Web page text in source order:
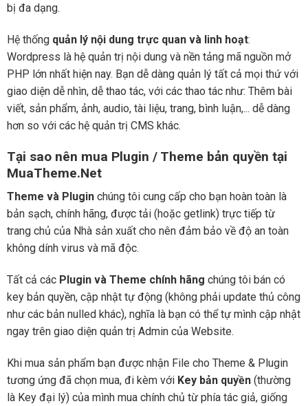
bị đa dạng.
Hệ thống quản lý nội dung trực quan và linh hoạt:
Wordpress là hệ quản trị nội dung và nền tảng mã nguồn mở
PHP lớn nhất hiện nay. Bạn dễ dàng quản lý tất cả mọi thứ với
giao diện dễ nhìn, dễ thao tác, với các thao tác như: Thêm bài
viết, sản phẩm, ảnh, audio, tài liệu, trang, bình luận,... dễ dàng
hơn so với các hệ quản trị CMS khác.
Tại sao nên mua Plugin / Theme bản quyền tại
MuaTheme.Net
Theme và Plugin chúng tôi cung cấp cho bạn hoàn toàn là
bản sạch, chính hãng, được tải (hoặc getlink) trực tiếp từ
trang chủ của Nhà sản xuất cho nên đảm bảo về độ an toàn
không dính virus và mã độc.
Tất cả các Plugin và Theme chính hãng chúng tôi bán có
key bản quyền, cập nhật tự động (không phải update thủ công
như các bản nulled khác), nghĩa là bạn có thể tự mình cập nhật
ngay trên giao diện quản trị Admin của Website.
Khi mua sản phẩm bạn được nhận File cho Theme & Plugin
tương ứng đã chọn mua, đi kèm với Key bản quyền (thường
là Key đại lý) của mình mua chính chủ từ phía tác giả, giống